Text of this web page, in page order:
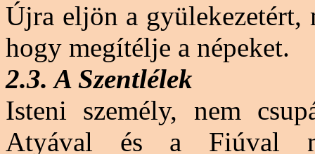
Újra eljön a gyülekezetért,
hogy megítélje a népeket.
2.3. A Szentlélek
Isteni személy, nem
Atyával és a Fiúval